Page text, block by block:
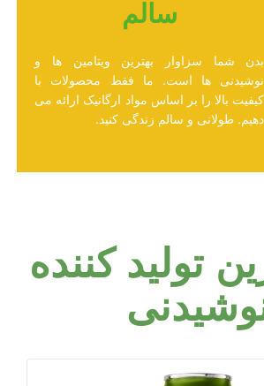
سالم
بدن شما سزاوار بهترین ویتامین ها و
نوشیدنی ها است. ما فقط محصولات با
کیفیت بالا را بر اساس مواد ارگانیک ارائه می
دهیم. طولانی و سالم زندگی کنید.
تولید کننده